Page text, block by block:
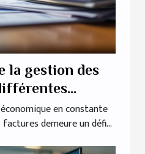
la gestion des
en constante
demeure un défi...